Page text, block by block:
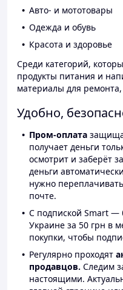
Авто- и мототовары
Одежда и обувь
Красота и здоровье
Среди категорий,
продукты питания и
материалы для
Удобно,
Пром-оплата
получает деньги
осмотрит и заберёт
деньги
нужно
почте.
С подпиской Smart —
Украине за 50 грн в
покупки, чтобы
Регулярно проходят
продавцов. Следим
настоящими.